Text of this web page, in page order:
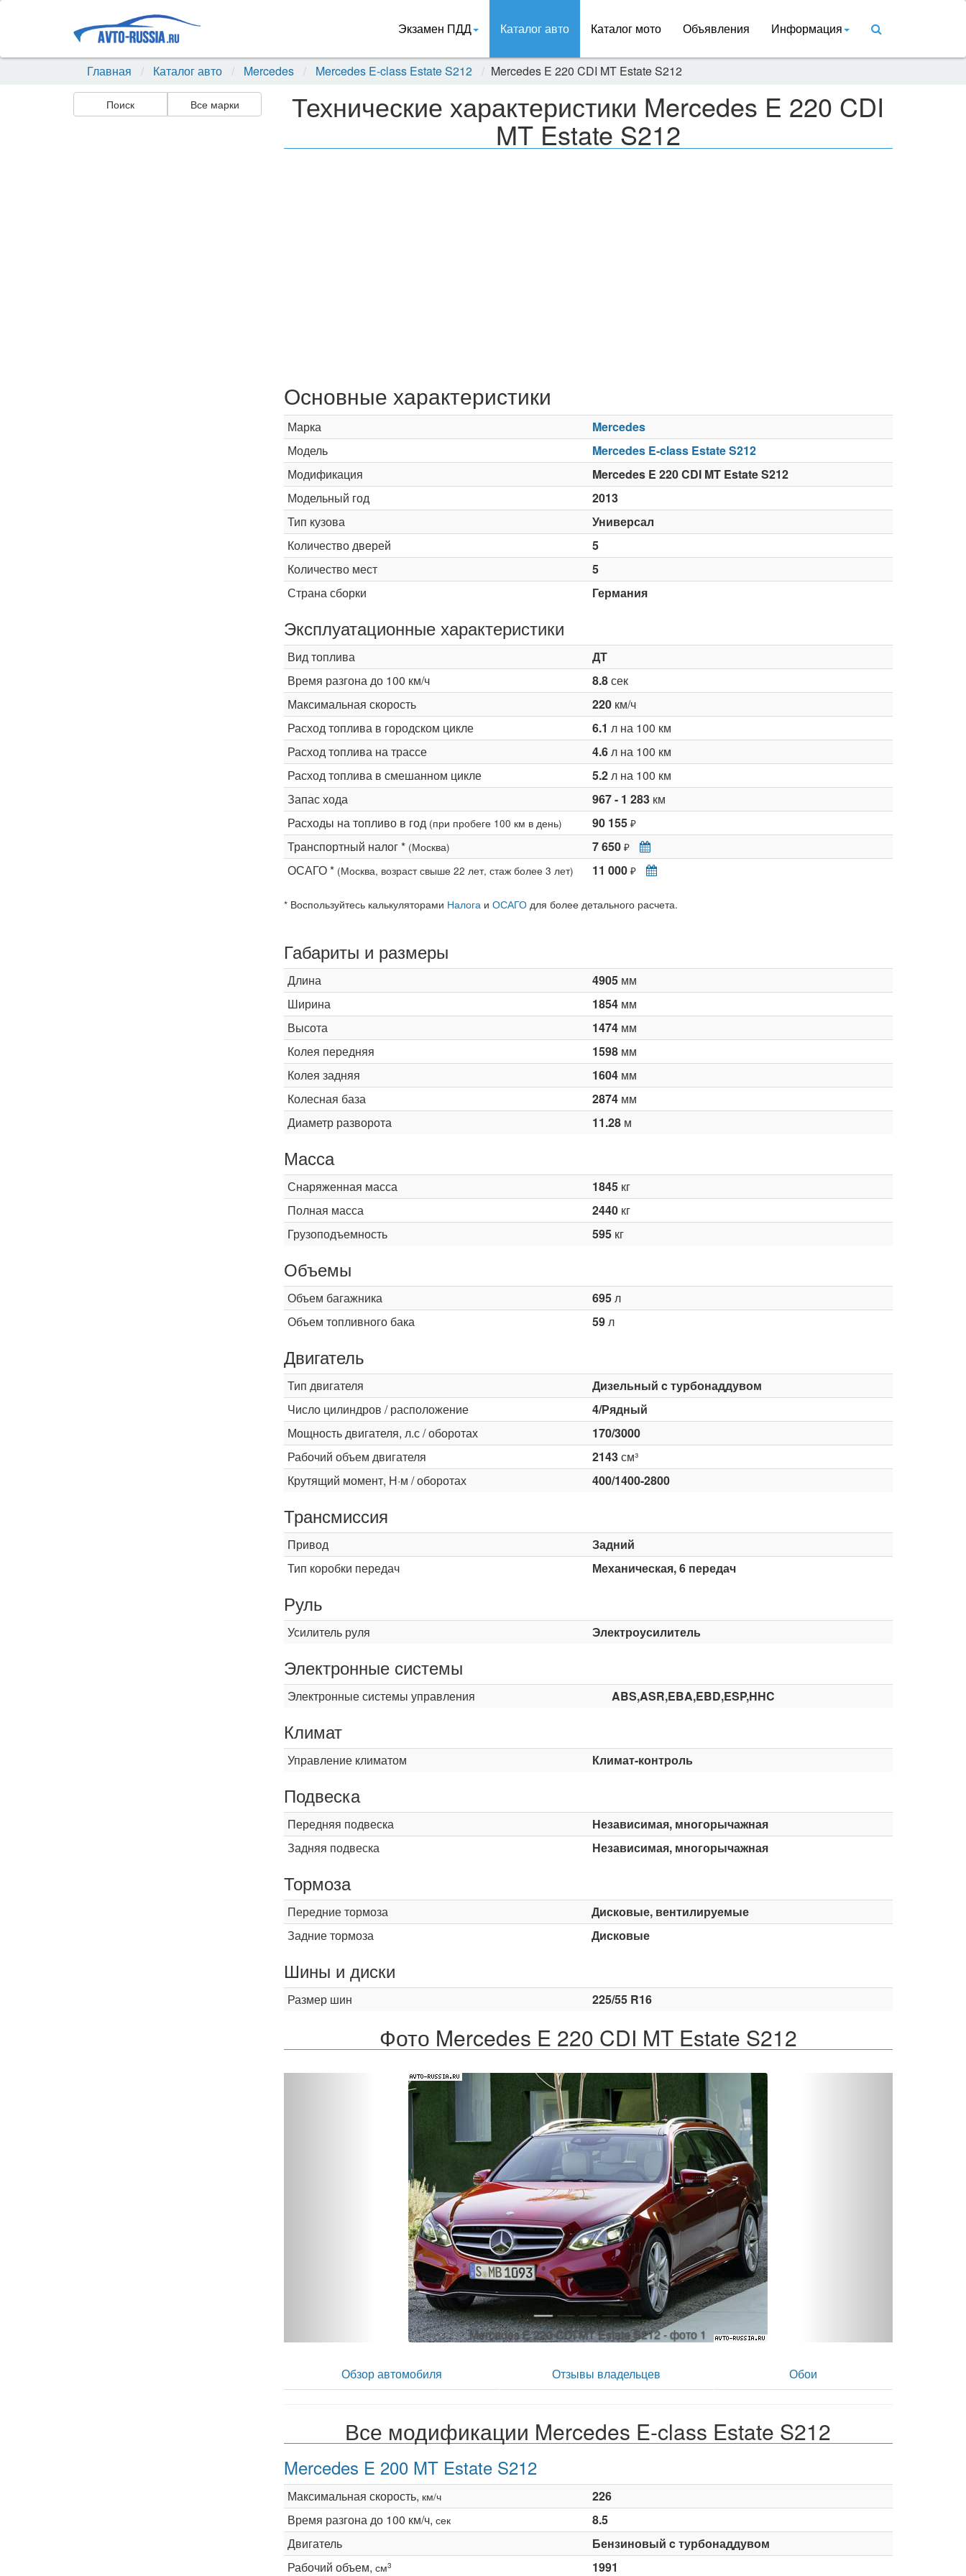
Экзамен ПДД Каталог авто Каталог мото Объявления Информация
Главная Каталог авто Mercedes Mercedes E-class Estate S212 Mercedes E 220 CDI MT Estate S212
Поиск Все марки Технические характеристики Mercedes E 220 CDI
MT Estate S212
Основные характеристики
Марка
Mercedes
Модель
Mercedes E-class Estate S212
Модификация
Mercedes E 220 CDI MT Estate S212
Модельный год
2013
Тип кузова
Универсал
Количество дверей
5
Количество мест
5
Страна сборки
Германия
Эксплуатационные характеристики
Вид топлива
ДТ
Время разгона до 100 км/ч
8.8сек
Максимальная скорость
220км/ч
Расход топлива в городском цикле
6.1 л на 100 км
Расход топлива на трассе
4.6л на 100 км
Расход топлива в смешанном цикле
5.2л на 100 км
Запас хода
967 - 1 283км
Расходы на топливо в год (при пробеге 100 км в день) 90 155 ₽
Транспортный налог * (Москва) 7 650 ₽
ОСАГО * (Москва, возраст свыше 22 лет, стаж более 3 лет) 11 000 ₽
* Воспользуйтесь калькуляторами Налогаи ОСАГОдля более детального расчета.
Габариты и размеры
Длина 4905мм
Ширина
1854мм
Высота
1474мм
Колея передняя
1598мм
Колея задняя
1604мм
Колесная база
2874мм
Диаметр разворота
11.28м
Масса
Снаряженная масса 1845кг
Полная масса
2440кг
Грузоподъемность
595кг
Объемы
Объем багажника 695л
Объем топливного бака
59л
Двигатель
Тип двигателя
Дизельный c турбонаддувом
Число цилиндров / расположение
4/Рядный
Мощность двигателя, л.с / оборотах
170/3000
Рабочий объем двигателя
2143см³
Крутящий момент, Н·м / оборотах
400/1400-2800
Трансмиссия
Привод
Задний
Тип коробки передач
Механическая, 6 передач
Руль
Усилитель руля Электроусилитель
Электронные системы
Электронные системы управления ABS,ASR,EBA,EBD,ESP,HHC
Климат
Управление климатом Климат-контроль
Подвеска
Передняя подвеска
Независимая, многорычажная
Задняя подвеска
Независимая, многорычажная
Тормоза
Передние тормоза
Дисковые, вентилируемые
Задние тормоза
Дисковые
Шины и диски
Размер шин 225/55 R16
Фото Mercedes E 220 CDI MT Estate S212
Mercedes E 220 CDI MT Estate S212 - фото 2
Обзор автомобиля Отзывы владельцев Обои
Все модификации Mercedes E-class Estate S212
Mercedes E 200 MT Estate S212
Максимальная скорость, км/ч
226
Время разгона до 100 км/ч, сек
8.5
Двигатель
Бензиновый c турбонаддувом
Рабочий объем, см3 1991